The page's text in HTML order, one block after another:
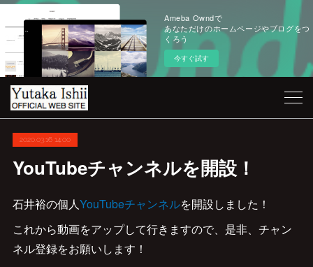
Ameba Owndで
あなただけのホームページやブログをつ
くろう
今すぐ試す
2020.03.16 14:00
YouTubeチャンネルを開設！
石井裕の個人YouTubeチャンネルを開設しました！
これから動画をアップして行きますので、是非、チャン
ネル登録をお願いします！